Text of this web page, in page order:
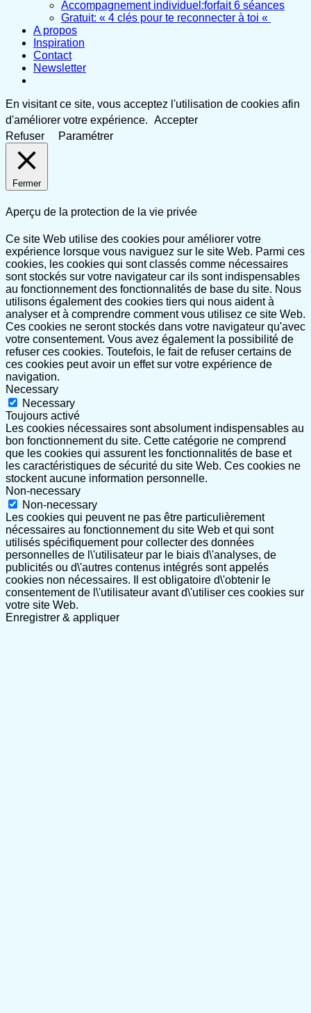
Accompagnement individuel:forfait 6 séances
Gratuit: « 4 clés pour te reconnecter à toi «
A propos
Inspiration
Contact
Newsletter
En visitant ce site, vous acceptez l'utilisation de cookies afin
d'améliorer votre expérience. Accepter
Refuser
Paramétrer
Fermer
Aperçu de la protection de la vie privée
Ce site Web utilise des cookies pour améliorer votre
expérience lorsque vous naviguez sur le site Web. Parmi ces
cookies, les cookies qui sont classés comme nécessaires
sont stockés sur votre navigateur car ils sont indispensables
au fonctionnement des fonctionnalités de base du site. Nous
utilisons également des cookies tiers qui nous aident à
analyser et à comprendre comment vous utilisez ce site Web.
Ces cookies ne seront stockés dans votre navigateur qu'avec
votre consentement. Vous avez également la possibilité de
refuser ces cookies. Toutefois, le fait de refuser certains de
ces cookies peut avoir un effet sur votre expérience de
navigation.
Necessary
Necessary
Toujours activé
Les cookies nécessaires sont absolument indispensables au
bon fonctionnement du site. Cette catégorie ne comprend
que les cookies qui assurent les fonctionnalités de base et
les caractéristiques de sécurité du site Web. Ces cookies ne
stockent aucune information personnelle.
Non-necessary
Non-necessary
Les cookies qui peuvent ne pas être particulièrement
nécessaires au fonctionnement du site Web et qui sont
utilisés spécifiquement pour collecter des données
personnelles de l\'utilisateur par le biais d\'analyses, de
publicités ou d\'autres contenus intégrés sont appelés
cookies non nécessaires. Il est obligatoire d\'obtenir le
consentement de l\'utilisateur avant d\'utiliser ces cookies sur
votre site Web.
Enregistrer & appliquer